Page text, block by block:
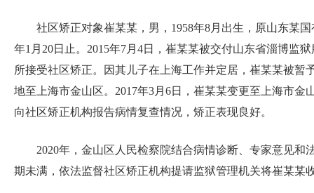
社区矫正对象崔某某，男，1958年8月出生，原山东某
年1月20日止。2015年7月4日，崔某某被交付山东省淄博监
所接受社区矫正。因其儿子在上海工作并定居，崔某某被
地至上海市金山区。2017年3月6日，崔某某变更至上海市
向社区矫正机构报告病情复查情况，矫正表现良好。
2020年，金山区人民检察院结合病情诊断、专家意见
期未满，依法监督社区矫正机构提请监狱管理机关将崔某某